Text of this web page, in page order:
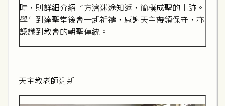
時，則詳細介紹了方濟迷途知返，簡樸成聖的事跡。
學生到達聖堂後會一起祈禱，感謝天主帶領保守，亦
認識到教會的朝聖傳統。
天主教老師迎新